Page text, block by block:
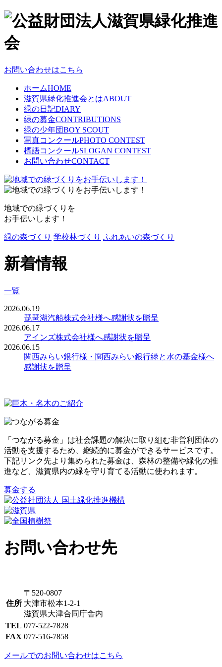
お問い合わせはこちら
ホームHOME
滋賀県緑化推進会とはABOUT
緑の日記DIARY
緑の募金CONTRIBUTIONS
緑の少年団BOY SCOUT
写真コンクールPHOTO CONTEST
標語コンクールSLOGAN CONTEST
お問い合わせCONTACT
地域での緑づくりを
お手伝いします！
緑の森づくり 学校林づくり ふれあいの森づくり
新着情報
一覧
2026.06.19
琵琶湖汽船株式会社様へ感謝状を贈呈
2026.06.17
アインズ株式会社様へ感謝状を贈呈
2026.06.15
関西みらい銀行様・関西みらい銀行緑と水の基金様へ
感謝状を贈呈
「つながる募金」は社会課題の解決に取り組む非営利団体の
活動を支援するため、継続的に募金ができるサービスです。
下記リンク先より集められた募金は、森林の整備や緑化の推
進など、滋賀県内の緑を守り育てる活動に使われます。
募金する
お問い合わせ先
住所
〒520-0807
大津市松本1-2-1
滋賀県大津合同庁舎内
TEL 077-522-7828
FAX 077-516-7858
メールでのお問い合わせはこちら